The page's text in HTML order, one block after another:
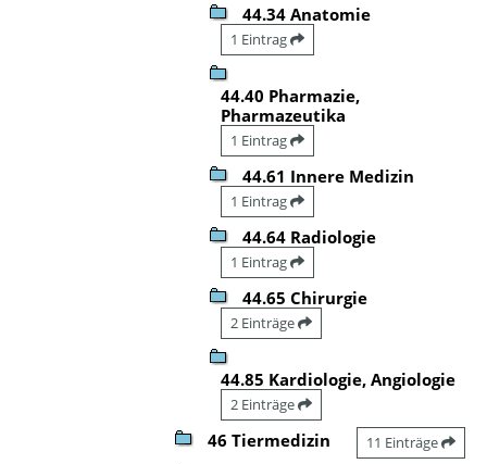
44.34 Anatomie
1 Eintrag
44.40 Pharmazie,
Pharmazeutika
1 Eintrag
44.61 Innere Medizin
1 Eintrag
44.64 Radiologie
1 Eintrag
44.65 Chirurgie
2 Einträge
44.85 Kardiologie, Angiologie
2 Einträge
46 Tiermedizin 11 Einträge